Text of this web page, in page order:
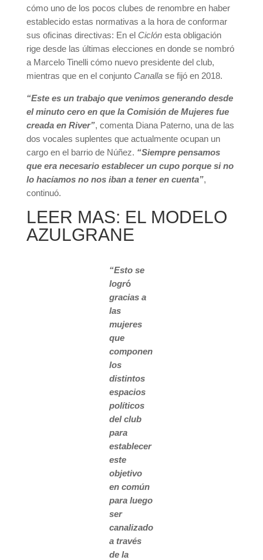
cómo uno de los pocos clubes de renombre en haber
establecido estas normativas a la hora de conformar
sus oficinas directivas: En el Ciclónesta obligación
rige desde las últimas elecciones en donde se nombró
a Marcelo Tinelli cómo nuevo presidente del club,
mientras que en el conjunto Canallase fijó en 2018.
“Este es un trabajo que venimos generando desde
el minuto cero en que la Comisión de Mujeres fue
creada en River”, comenta Diana Paterno, una de las
dos vocales suplentes que actualmente ocupan un
cargo en el barrio de Núñez. “Siempre pensamos
que era necesario establecer un cupo porque si no
lo hacíamos no nos iban a tener en cuenta”,
continuó.
LEER MAS: EL MODELO
AZULGRANE
“Esto se
logró
gracias a
las
mujeres
que
componen
los
distintos
espacios
políticos
del club
para
establecer
este
objetivo
en común
para luego
ser
canalizado
a través
de la